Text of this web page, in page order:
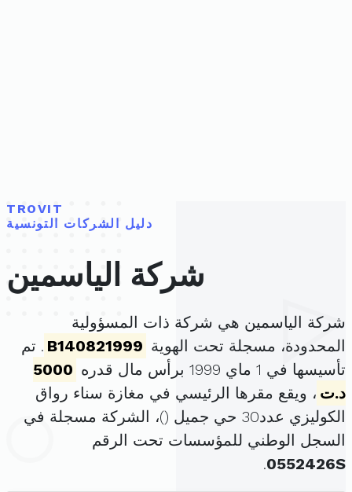
TROVIT
دليل الشركات التونسية
شركة الياسمين
شركة الياسمين هي شركة ذات المسؤولية
المحدودة، مسجلة تحت الهوية B140821999 . تم
تأسيسها في 1 ماي 1999 برأس مال قدره
5000
د.ت ، ويقع مقرها الرئيسي في مغازة سناء رواق
الكوليزي عدد30 حي جميل (
)، الشركة مسجلة في
السجل الوطني للمؤسسات تحت الرقم
0552426S
.